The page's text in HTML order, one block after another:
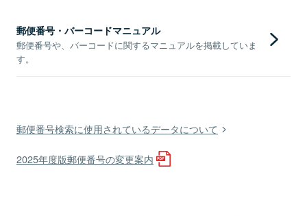
郵便番号・バーコードマニュアル
郵便番号や、バーコードに関するマニュアルを掲載していま
す。
郵便番号検索に使用されているデータについて
2025年度版郵便番号の変更案内